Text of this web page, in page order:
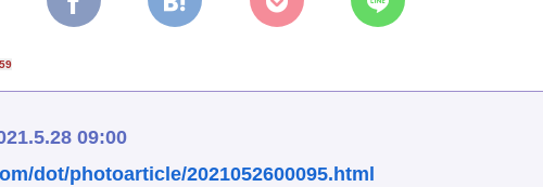
09:00
dot/photoarticle/2021052600095.html